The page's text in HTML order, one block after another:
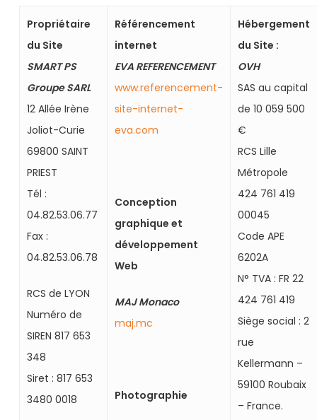
Propriétaire
du Site
SMART PS
Groupe SARL
12 Allée Irène
Joliot-Curie
69800 SAINT
PRIEST
Tél :
04.82.53.06.77
Fax :
04.82.53.06.78
RCS de LYON
Numéro de
SIREN 817 653
348
Siret : 817 653
3480 0018
Référencement
internet
EVA REFERENCEMENT
www.referencement-
site-internet-
eva.com
Conception
graphique et
développement
Web
MAJ Monaco
maj.mc
Photographie
Hébergement
du Site :
OVH
SAS au capital
de 10 059 500
€
RCS Lille
Métropole
424 761 419
00045
Code APE
6202A
N° TVA : FR 22
424 761 419
Siège social : 2
rue
Kellermann –
59100 Roubaix
– France.